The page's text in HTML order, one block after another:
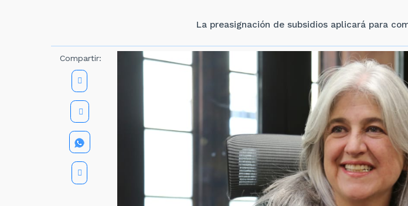
La preasignación de subsidios aplicará para
Compartir: